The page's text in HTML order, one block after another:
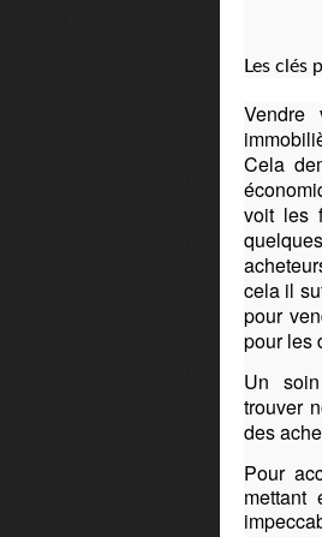
Les clés
Vendre
Cela
voit les
cela il
pour
pour les
Un
trouver
des
Pour
mettant